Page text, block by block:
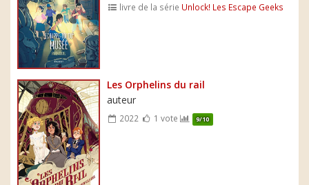
livre de la série Unlock! Les Escape Geeks
Les Orphelins du rail
auteur
2022 1 vote 9/10